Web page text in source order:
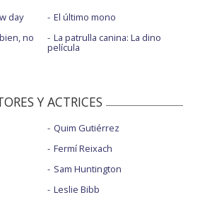
day
no
El último mono
La patrulla canina: La dino
película
Y ACTRICES
Quim Gutiérrez
Fermí Reixach
Sam Huntington
Leslie Bibb